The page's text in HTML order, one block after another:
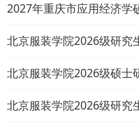
2027年重庆市应用经济学
北京服装学院2026级研究
北京服装学院2026级硕士
北京服装学院2026级研究